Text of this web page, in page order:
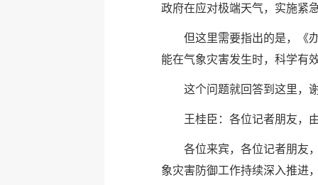
政府在应对极端天气，实施紧
但这里需要指出的是，《
能在气象灾害发生时，科学有
这个问题就回答到这里，
王桂臣：各位记者朋友，
各位来宾，各位记者朋友
象灾害防御工作持续深入推进